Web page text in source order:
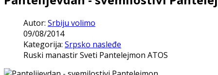
Autor: Srbiju volimo
09/08/2014
Kategorija: Srpsko nasleđe
Ruski manastir Sveti Pantelejmon ATOS